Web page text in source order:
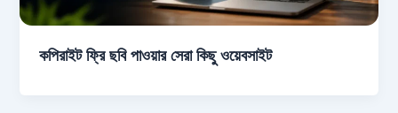
কপিরাইট ফ্রি ছবি পাওয়ার সেরা কিছু ওয়েবসাইট